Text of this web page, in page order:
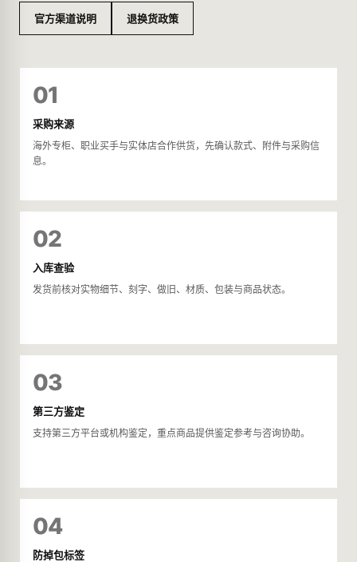
官方渠道说明 退换货政策
01
采购来源
海外专柜、职业买手与实体店合作供货，先确认款式、附件与采购信
息。
02
入库查验
发货前核对实物细节、刻字、做旧、材质、包装与商品状态。
03
第三方鉴定
支持第三方平台或机构鉴定，重点商品提供鉴定参考与咨询协助。
04
防掉包标签